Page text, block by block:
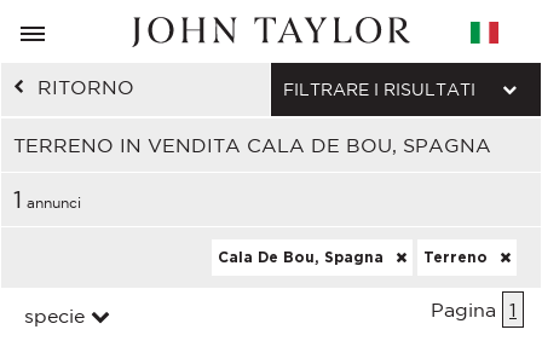
RITORNO
TERRENO IN VENDITA CALA DE BOU, SPAGNA
FILTRARE I RISULTATI
1 annunci
Cala De Bou, Spagna Terreno
specie Pagina 1